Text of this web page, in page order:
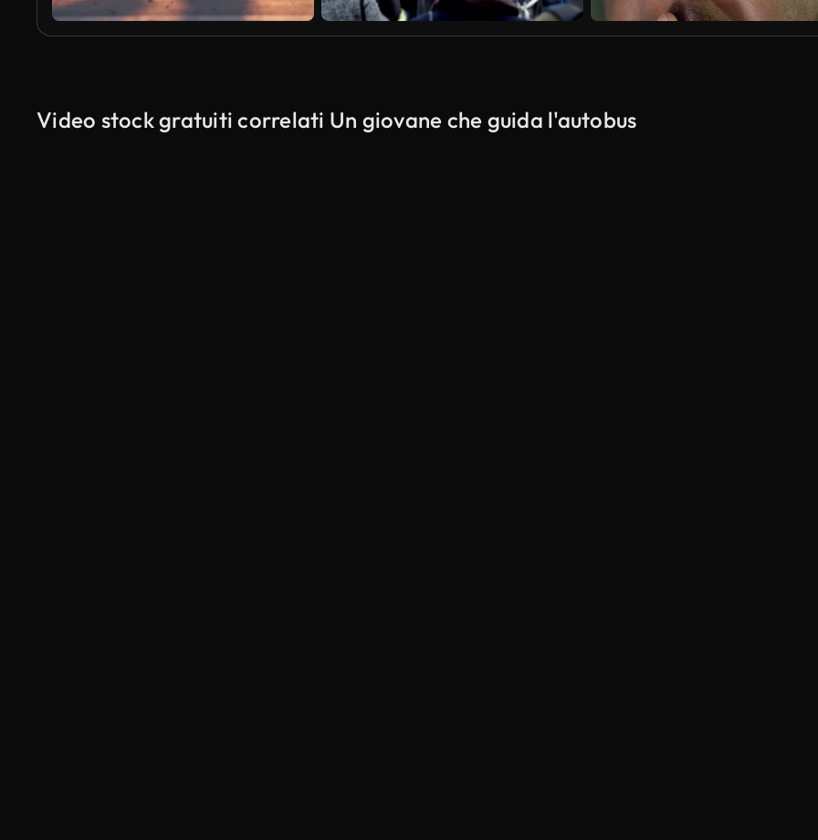
Video stock gratuiti correlati Un giovane che guida l'autobus